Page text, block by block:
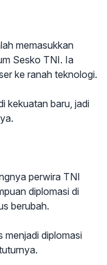
memasukkan
Sesko TNI. Ia
ke ranah teknologi.
kekuatan baru, jadi
perwira TNI
diplomasi di
berubah.
menjadi diplomasi